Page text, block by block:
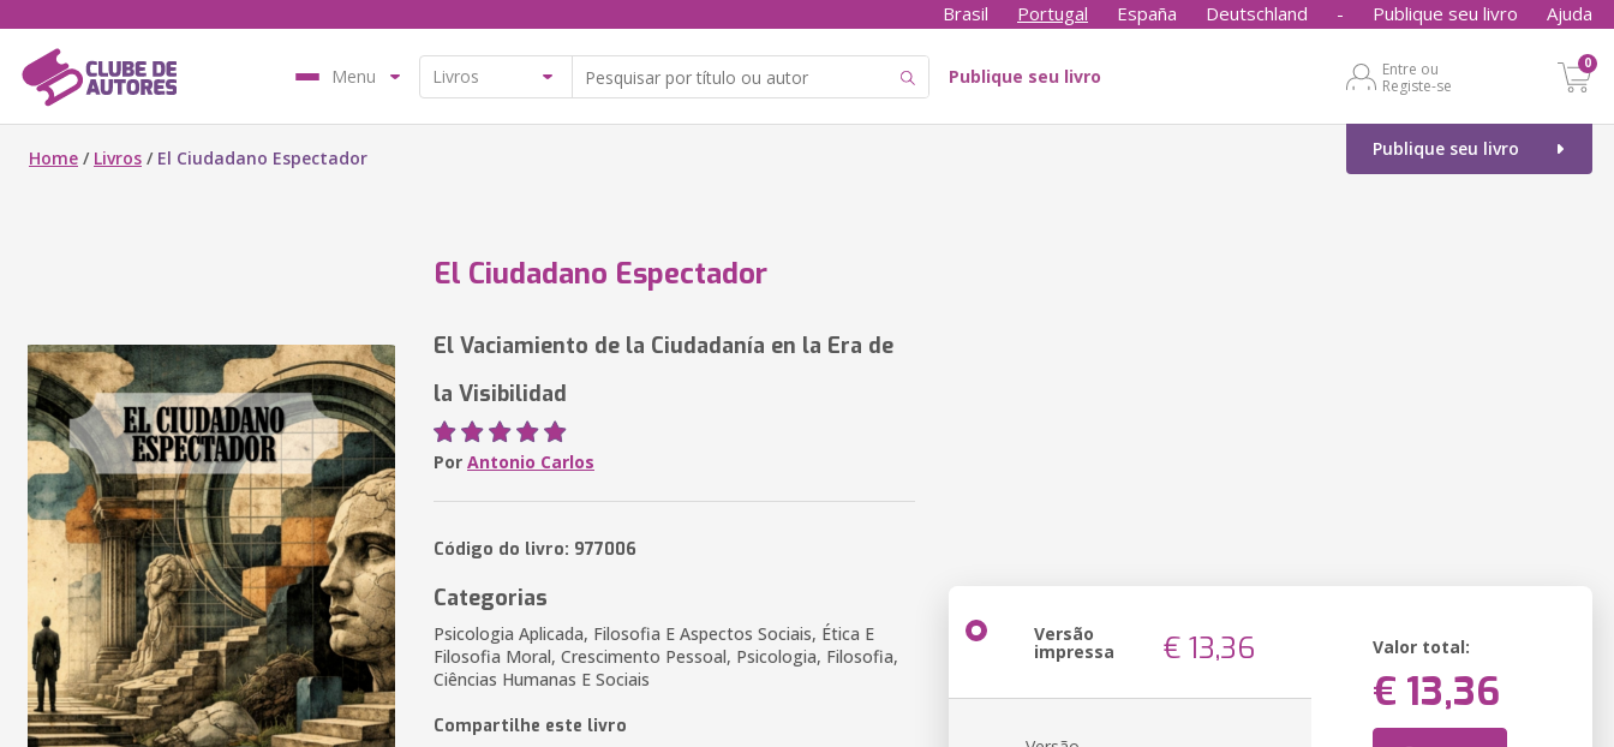
Brasil Portugal España Deutschland - Publique seu livro Ajuda
Menu Publique seu livro
Entre ou
Registe-se
0
Publique seu livro
Home / Livros / El Ciudadano Espectador
El Ciudadano Espectador
El Vaciamiento de la Ciudadanía en la Era de
la Visibilidad
Por Antonio Carlos
Código do livro: 977006
Categorias
Psicologia Aplicada, Filosofia E Aspectos Sociais, Ética E
Filosofia Moral, Crescimento Pessoal, Psicologia, Filosofia,
Ciências Humanas E Sociais
Compartilhe este livro
Versão
impressa € 13,36 Valor total:
€ 13,36